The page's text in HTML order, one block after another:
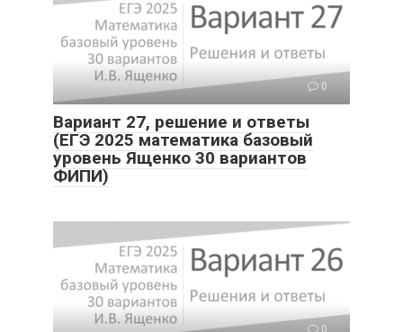
0
Вариант 27, решение и ответы
(ЕГЭ 2025 математика базовый
уровень Ященко 30 вариантов
ФИПИ)